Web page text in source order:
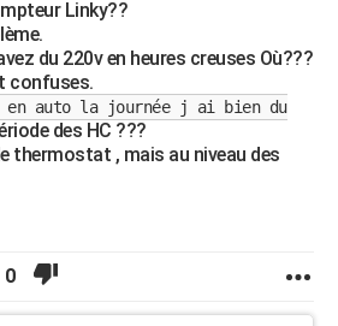
Linky??
du 220v en heures creuses Où???
confuses.
en auto la journée j ai bien du
des HC ???
thermostat , mais au niveau des
0